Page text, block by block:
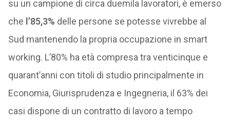
su un campione di circa duemila lavoratori, è emerso
che l’85,3% delle persone se potesse vivrebbe al
Sud mantenendo la propria occupazione in smart
working. L’80% ha età compresa tra venticinque e
quarant’anni con titoli di studio principalmente in
Economia, Giurisprudenza e Ingegneria, il 63% dei
casi dispone di un contratto di lavoro a tempo